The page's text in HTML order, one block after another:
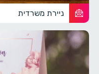
ניירת משרדית